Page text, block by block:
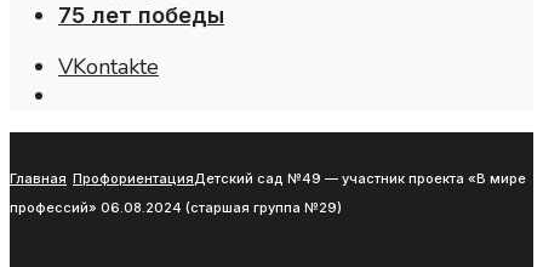
75 лет победы
VKontakte
Главная ПрофориентацияДетский сад №49 — участник проекта «В мире
профессий» 06.08.2024 (старшая группа №29)